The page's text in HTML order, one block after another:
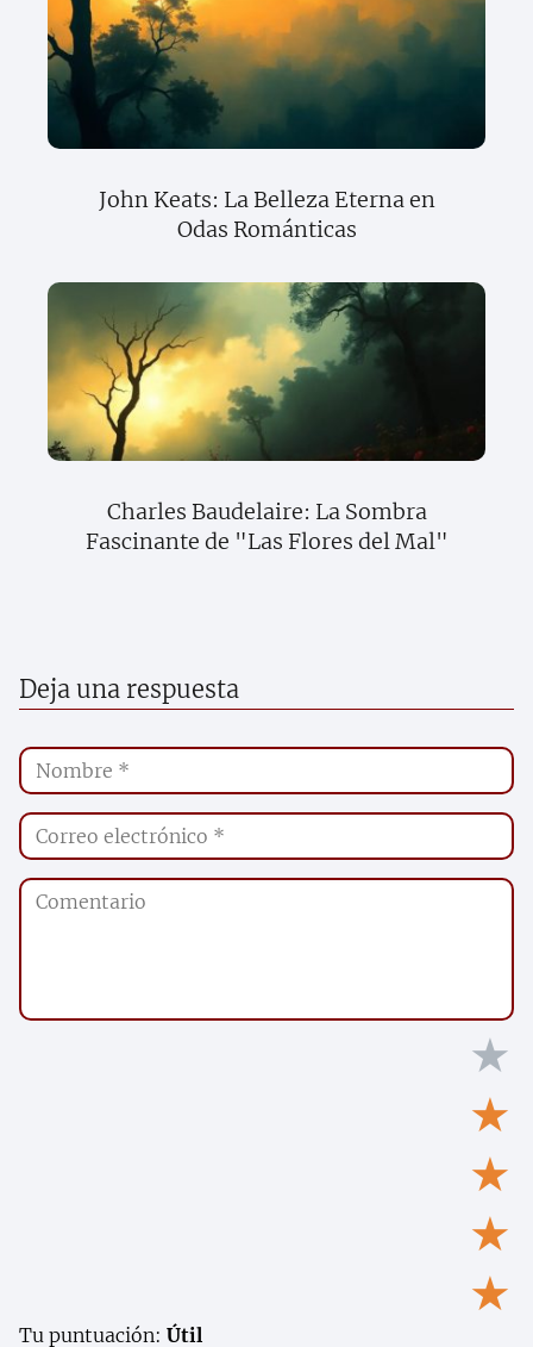
John Keats: La Belleza Eterna en
Odas Románticas
Charles Baudelaire: La Sombra
Fascinante de "Las Flores del Mal"
Deja una respuesta
★
★
★
★
★
Tu puntuación: Útil